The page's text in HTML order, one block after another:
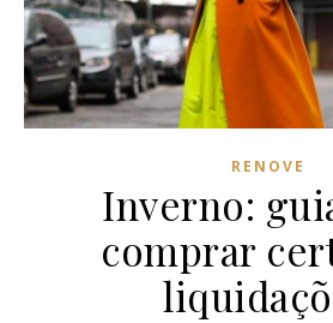
RENOVE
Inverno:
comprar